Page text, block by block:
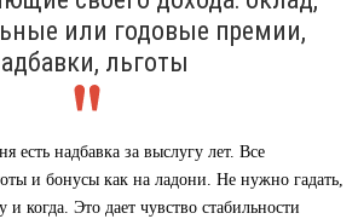
или годовые премии,
льготы
есть надбавка за выслугу лет. Все
и бонусы как на ладони. Не нужно гадать,
и когда. Это дает чувство стабильности